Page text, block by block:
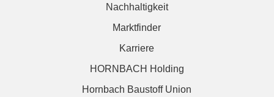
Nachhaltigkeit
Marktfinder
Karriere
HORNBACH Holding
Hornbach Baustoff Union